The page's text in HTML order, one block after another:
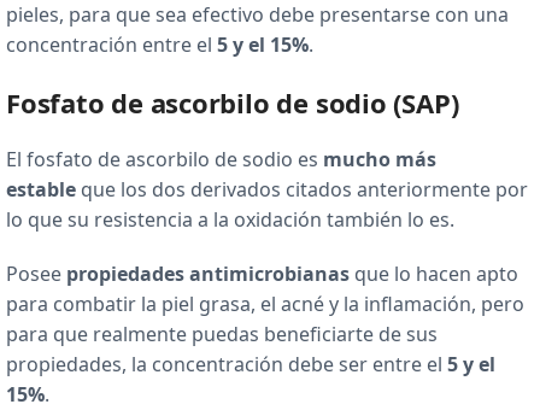
pieles, para que sea efectivo debe presentarse con una
concentración entre el 5 y el 15%.
Fosfato de ascorbilo de sodio (SAP)
El fosfato de ascorbilo de sodio es mucho más
estable que los dos derivados citados anteriormente por
lo que su resistencia a la oxidación también lo es.
Posee propiedades antimicrobianas que lo hacen apto
para combatir la piel grasa, el acné y la inflamación, pero
para que realmente puedas beneficiarte de sus
propiedades, la concentración debe ser entre el 5 y el
15%.